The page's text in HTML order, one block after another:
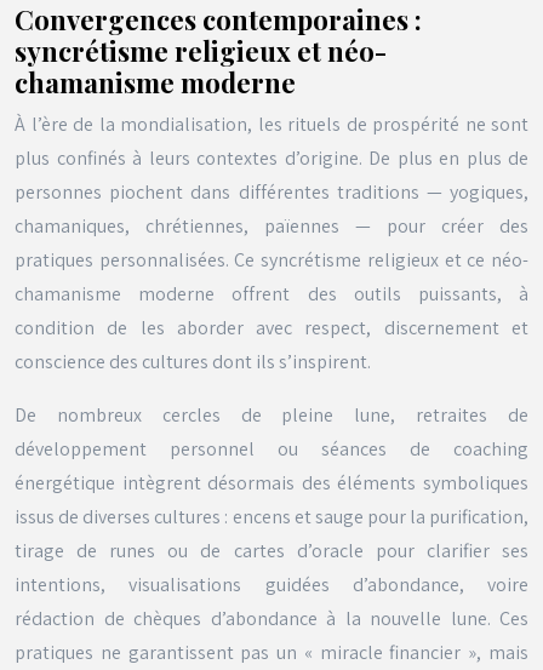
Convergences contemporaines :
syncrétisme religieux et néo-
chamanisme moderne
À l’ère de la mondialisation, les rituels de prospérité ne sont
plus confinés à leurs contextes d’origine. De plus en plus de
personnes piochent dans différentes traditions — yogiques,
chamaniques, chrétiennes, païennes — pour créer des
pratiques personnalisées. Ce syncrétisme religieux et ce néo-
chamanisme moderne offrent des outils puissants, à
condition de les aborder avec respect, discernement et
conscience des cultures dont ils s’inspirent.
De nombreux cercles de pleine lune, retraites de
développement personnel ou séances de coaching
énergétique intègrent désormais des éléments symboliques
issus de diverses cultures : encens et sauge pour la purification,
tirage de runes ou de cartes d’oracle pour clarifier ses
intentions, visualisations guidées d’abondance, voire
rédaction de chèques d’abondance à la nouvelle lune. Ces
pratiques ne garantissent pas un « miracle financier », mais